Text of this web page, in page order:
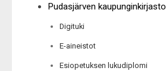
Pudasjärven kaupunginkirjasto
Digituki
E-aineistot
Esiopetuksen lukudiplomi